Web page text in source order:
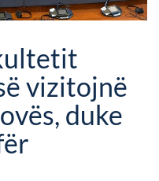
vizitojnë
duke